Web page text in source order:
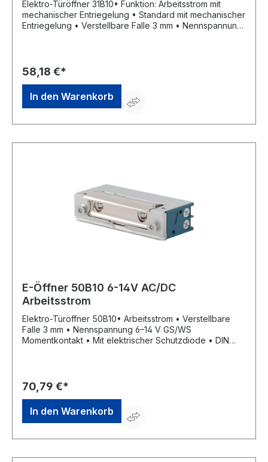
Elektro-Türöffner 31B10• Funktion: Arbeitsstrom mit
mechanischer Entriegelung • Standard mit mechanischer
Entriegelung • Verstellbare Falle 3 mm • Nennspannung
OPENERS & CLOSERS, Calle Agricultura Nave 1217,
08980 Sant Feliu de Llobregat, Barcelona, ES, +34 934
080 515, info@openers-closers.com
58,18 €*
In den Warenkorb
E-Öffner 50B10 6-14V AC/DC
Arbeitsstrom
Elektro-Türöffner 50B10• Arbeitsstrom • Verstellbare
Falle 3 mm • Nennspannung 6–14 V GS/WS
Momentkontakt • Mit elektrischer Schutzdiode • DIN
Calle Agricultura Nave 1217, 08980 Sant Feliu de
Llobregat, Barcelona, ES, +34 934 080 515,
info@openers-closers.com
70,79 €*
In den Warenkorb